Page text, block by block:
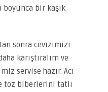
boyunca bir kaşık
sonra cevizimizi
karıştıralım ve
servise hazır. Acı
toz biberlerini tatlı